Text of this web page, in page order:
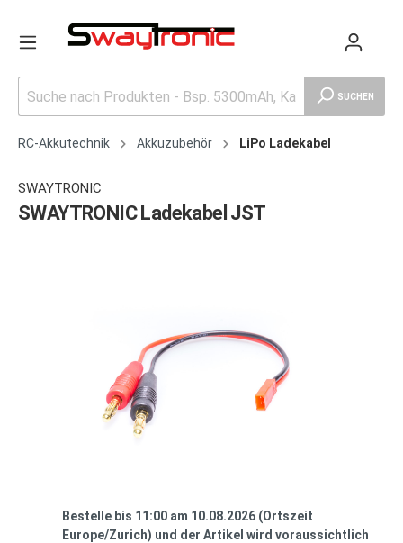
SUCHEN
RC-Akkutechnik Akkuzubehör LiPo Ladekabel
SWAYTRONIC
SWAYTRONIC Ladekabel JST
Bestelle bis 11:00 am 10.08.2026 (Ortszeit
Europe/Zurich) und der Artikel wird voraussichtlich